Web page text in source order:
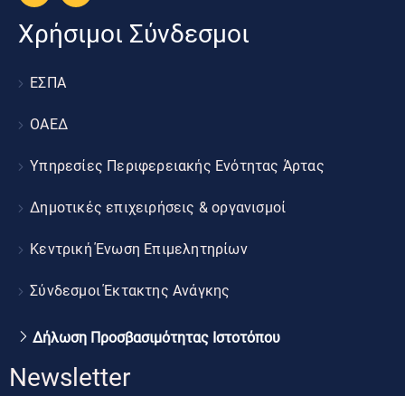
Χρήσιμοι Σύνδεσμοι
ΕΣΠΑ
ΟΑΕΔ
Υπηρεσίες Περιφερειακής Ενότητας Άρτας
Δημοτικές επιχειρήσεις & οργανισμοί
Κεντρική Ένωση Επιμελητηρίων
Σύνδεσμοι Έκτακτης Ανάγκης
Δήλωση Προσβασιμότητας Ιστοτόπου
Newsletter